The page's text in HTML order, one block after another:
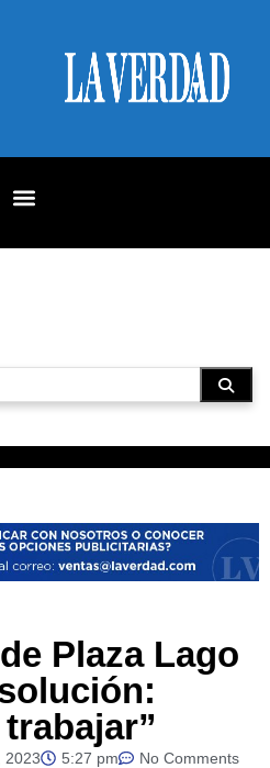
Plaza Lago
2023 5:27 pm No Comments